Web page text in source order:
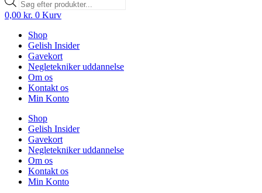
search
0,00 kr. 0 Kurv
Shop
Gelish Insider
Gavekort
Negletekniker uddannelse
Om os
Kontakt os
Min Konto
Shop
Gelish Insider
Gavekort
Negletekniker uddannelse
Om os
Kontakt os
Min Konto